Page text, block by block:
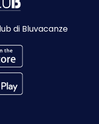
di Bluvacanze